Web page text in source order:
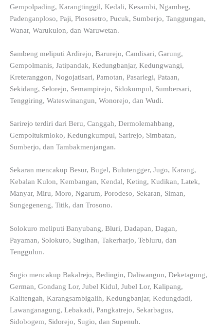
Gempolpading, Karangtinggil, Kedali, Kesambi, Ngambeg,
Padenganploso, Paji, Plososetro, Pucuk, Sumberjo, Tanggungan,
Wanar, Warukulon, dan Waruwetan.
Sambeng meliputi Ardirejo, Barurejo, Candisari, Garung,
Gempolmanis, Jatipandak, Kedungbanjar, Kedungwangi,
Kreteranggon, Nogojatisari, Pamotan, Pasarlegi, Pataan,
Sekidang, Selorejo, Semampirejo, Sidokumpul, Sumbersari,
Tenggiring, Wateswinangun, Wonorejo, dan Wudi.
Sarirejo terdiri dari Beru, Canggah, Dermolemahbang,
Gempoltukmloko, Kedungkumpul, Sarirejo, Simbatan,
Sumberjo, dan Tambakmenjangan.
Sekaran mencakup Besur, Bugel, Bulutengger, Jugo, Karang,
Kebalan Kulon, Kembangan, Kendal, Keting, Kudikan, Latek,
Manyar, Miru, Moro, Ngarum, Porodeso, Sekaran, Siman,
Sungegeneng, Titik, dan Trosono.
Solokuro meliputi Banyubang, Bluri, Dadapan, Dagan,
Payaman, Solokuro, Sugihan, Takerharjo, Tebluru, dan
Tenggulun.
Sugio mencakup Bakalrejo, Bedingin, Daliwangun, Deketagung,
German, Gondang Lor, Jubel Kidul, Jubel Lor, Kalipang,
Kalitengah, Karangsambigalih, Kedungbanjar, Kedungdadi,
Lawanganagung, Lebakadi, Pangkatrejo, Sekarbagus,
Sidobogem, Sidorejo, Sugio, dan Supenuh.